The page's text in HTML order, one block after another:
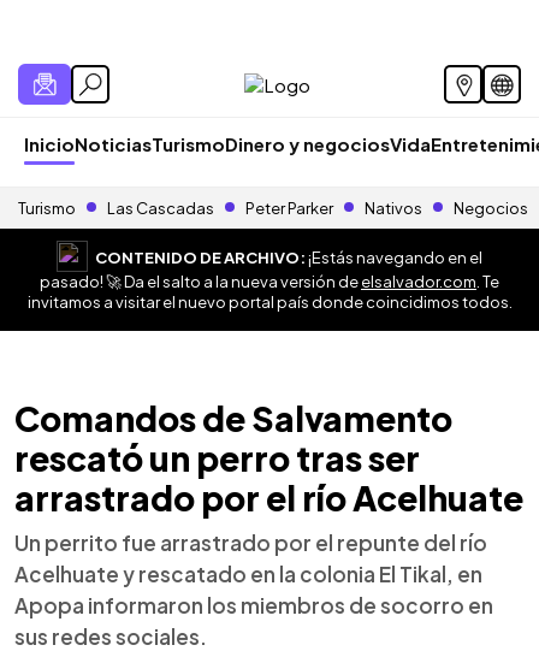
InicioNoticiasTurismoDinero y negociosVida
Turismo Las Cascadas Peter Parker Nativos Negocios
CONTENIDO DE ARCHIVO:¡Estás navegando en el
pasado! 🚀 Da el salto a la nueva versión deelsalvador.com . Te
invitamos a visitar el nuevo portal país donde coincidimos todos.
Comandos de Salvamento
rescató un perro tras ser
arrastrado por el río Acelhuate
Un perrito fue arrastrado por el repunte del río
Acelhuate y rescatado en la colonia El Tikal, en
Apopa informaron los miembros de socorro en
sus redes sociales.